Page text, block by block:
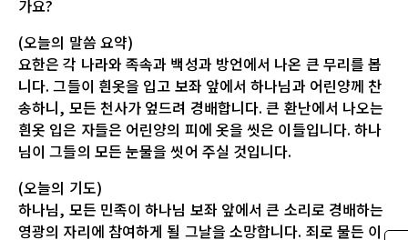
가요?
(오늘의 말씀 요약)
요한은 각 나라와 족속과 백성과 방언에서 나온 큰 무리를 봅
니다. 그들이 흰옷을 입고 보좌 앞에서 하나님과 어린양께 찬
송하니, 모든 천사가 엎드려 경배합니다. 큰 환난에서 나오는
흰옷 입은 자들은 어린양의 피에 옷을 씻은 이들입니다. 하나
님이 그들의 모든 눈물을 씻어 주실 것입니다.
(오늘의 기도)
하나님, 모든 민족이 하나님 보좌 앞에서 큰 소리로 경배하는
영광의 자리에 참여하게 될 그날을 소망합니다. 죄로 물든 이